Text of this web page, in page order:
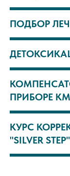
ПОДБОР
ПРИБОРЕ
КУРС
"SILVER STEP"